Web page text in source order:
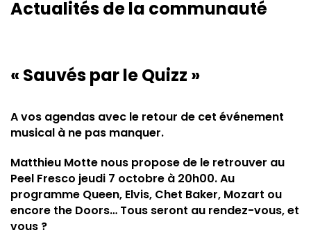
Actualités de la communauté
« Sauvés par le Quizz »
A vos agendas avec le retour de cet événement
musical à ne pas manquer.
Matthieu Motte nous propose de le retrouver au
Peel Fresco jeudi 7 octobre à 20h00. Au
programme Queen, Elvis, Chet Baker, Mozart ou
encore the Doors… Tous seront au rendez-vous, et
vous ?